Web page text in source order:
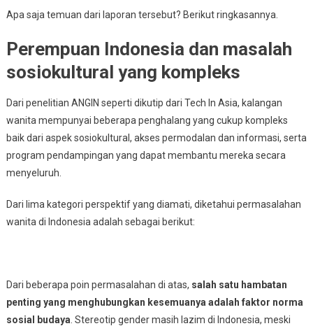
Apa saja temuan dari laporan tersebut? Berikut ringkasannya.
Perempuan Indonesia dan masalah
sosiokultural yang kompleks
Dari penelitian ANGIN seperti dikutip dari Tech In Asia, kalangan
wanita mempunyai beberapa penghalang yang cukup kompleks
baik dari aspek sosiokultural, akses permodalan dan informasi, serta
program pendampingan yang dapat membantu mereka secara
menyeluruh.
Dari lima kategori perspektif yang diamati, diketahui permasalahan
wanita di Indonesia adalah sebagai berikut:
Dari beberapa poin permasalahan di atas, salah satu hambatan
penting yang menghubungkan kesemuanya adalah faktor norma
sosial budaya . Stereotip gender masih lazim di Indonesia, meski